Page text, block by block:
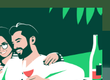
de un experto